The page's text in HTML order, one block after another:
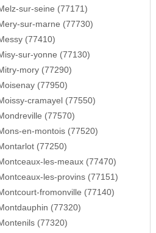
sur-seine (77171)
sur-marne (77730)
(77410)
sur-yonne (77130)
mory (77290)
(77950)
cramayel (77550)
(77570)
en-montois (77520)
(77250)
les-meaux (77470)
les-provins (77151)
fromonville (77140)
(77320)
(77320)